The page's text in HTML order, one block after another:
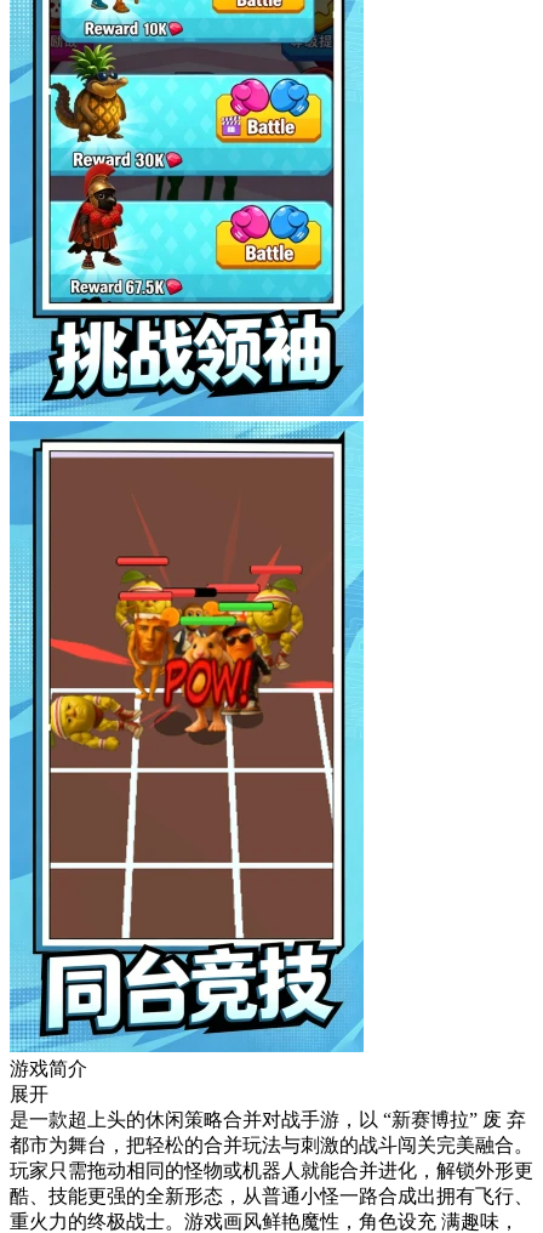
游戏简介
展开
是一款超上头的休闲策略合并对战手游，以 “新赛博拉” 废 弃
都市为舞台，把轻松的合并玩法与刺激的战斗闯关完美融合。
玩家只需拖动相同的怪物或机器人就能合并进化，解锁外形更
酷、技能更强的全新形态，从普通小怪一路合成出拥有飞行、
重火力的终极战士。游戏画风鲜艳魔性，角色设充 满趣味，